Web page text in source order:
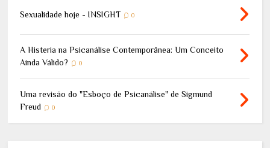
Sexualidade hoje - INSIGHT 0
A Histeria na Psicanálise Contemporânea: Um Conceito
Ainda Válido?
0
Uma revisão do "Esboço de Psicanálise" de Sigmund
Freud
0